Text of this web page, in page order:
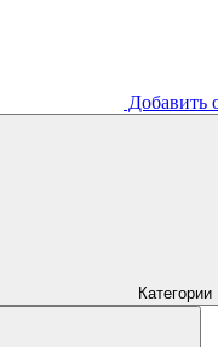
Добавить
Категории